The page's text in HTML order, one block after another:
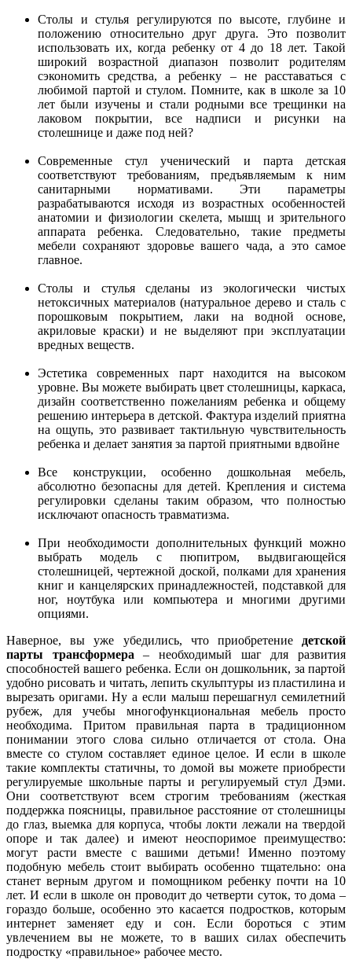
Столы и стулья регулируются по высоте, глубине и
положению относительно друг друга. Это позволит
использовать их, когда ребенку от 4 до 18 лет. Такой
широкий возрастной диапазон позволит родителям
сэкономить средства, а ребенку – не расставаться с
любимой партой и стулом. Помните, как в школе за 10
лет были изучены и стали родными все трещинки на
лаковом покрытии, все надписи и рисунки на
столешнице и даже под ней?
Современные стул ученический и парта детская
соответствуют требованиям, предъявляемым к ним
санитарными нормативами. Эти параметры
разрабатываются исходя из возрастных особенностей
анатомии и физиологии скелета, мышц и зрительного
аппарата ребенка. Следовательно, такие предметы
мебели сохраняют здоровье вашего чада, а это самое
главное.
Столы и стулья сделаны из экологически чистых
нетоксичных материалов (натуральное дерево и сталь с
порошковым покрытием, лаки на водной основе,
акриловые краски) и не выделяют при эксплуатации
вредных веществ.
Эстетика современных парт находится на высоком
уровне. Вы можете выбирать цвет столешницы, каркаса,
дизайн соответственно пожеланиям ребенка и общему
решению интерьера в детской. Фактура изделий приятна
на ощупь, это развивает тактильную чувствительность
ребенка и делает занятия за партой приятными вдвойне
Все конструкции, особенно дошкольная мебель,
абсолютно безопасны для детей. Крепления и система
регулировки сделаны таким образом, что полностью
исключают опасность травматизма.
При необходимости дополнительных функций можно
выбрать модель с пюпитром, выдвигающейся
столешницей, чертежной доской, полками для хранения
книг и канцелярских принадлежностей, подставкой для
ног, ноутбука или компьютера и многими другими
опциями.
Наверное, вы уже убедились, что приобретение детской
парты трансформера – необходимый шаг для развития
способностей вашего ребенка. Если он дошкольник, за партой
удобно рисовать и читать, лепить скульптуры из пластилина и
вырезать оригами. Ну а если малыш перешагнул семилетний
рубеж, для учебы многофункциональная мебель просто
необходима. Притом правильная парта в традиционном
понимании этого слова сильно отличается от стола. Она
вместе со стулом составляет единое целое. И если в школе
такие комплекты статичны, то домой вы можете приобрести
регулируемые школьные парты и регулируемый стул Дэми.
Они соответствуют всем строгим требованиям (жесткая
поддержка поясницы, правильное расстояние от столешницы
до глаз, выемка для корпуса, чтобы локти лежали на твердой
опоре и так далее) и имеют неоспоримое преимущество:
могут расти вместе с вашими детьми! Именно поэтому
подобную мебель стоит выбирать особенно тщательно: она
станет верным другом и помощником ребенку почти на 10
лет. И если в школе он проводит до четверти суток, то дома –
гораздо больше, особенно это касается подростков, которым
интернет заменяет еду и сон. Если бороться с этим
увлечением вы не можете, то в ваших силах обеспечить
подростку «правильное» рабочее место.